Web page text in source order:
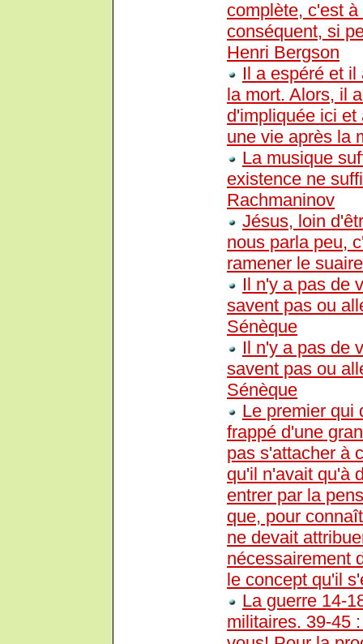
complète, c'est
conséquent, si
Henri Bergson
Il a espéré et
la mort. Alors, il
d'impliquée ici
une vie après la
La musique
existence ne
Rachmaninov
Jésus, loin
nous parla peu,
ramener le
Il n'y a pas de
savent pas ou
Sénèque
Il n'y a pas de
savent pas ou
Sénèque
Le premier qui
frappé d'une
pas s'attacher à
qu'il n'avait qu'à
entrer par la
que, pour
ne devait
nécessairement
le concept qu'il
La guerre 14-
militaires. 39-45